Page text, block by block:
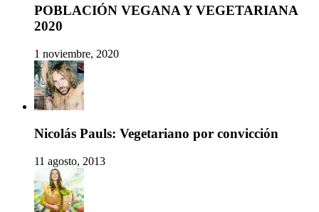
POBLACIÓN VEGANA Y VEGETARIANA
2020
1 noviembre, 2020
Nicolás Pauls: Vegetariano por convicción
11 agosto, 2013